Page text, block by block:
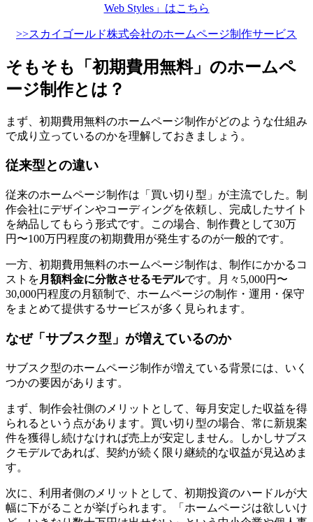
Web Styles」はこちら
>>スカイゴールド株式会社のホームページ制作サービス
そもそも「初期費用無料」のホームペ
ージ制作とは？
まず、初期費用無料のホームページ制作がどのような仕組み
で成り立っているのかを理解しておきましょう。
従来型との違い
従来のホームページ制作は「買い切り型」が主流でした。制
作会社にデザインやコーディングを依頼し、完成したサイト
を納品してもらう形式です。この場合、制作費として30万
円〜100万円程度の初期費用が発生するのが一般的です。
一方、初期費用無料のホームページ制作は、制作にかかるコ
ストを 月額料金に分散させるモデルです。月々5,000円〜
30,000円程度の月額制で、ホームページの制作・運用・保守
をまとめて提供するサービスが多く見られます。
なぜ「サブスク型」が増えているのか
サブスク型のホームページ制作が増えている背景には、いく
つかの要因があります。
まず、制作会社側のメリットとして、毎月安定した収益を得
られるという点があります。買い切り型の場合、常に新規案
件を獲得し続けなければ売上が安定しません。しかしサブス
クモデルであれば、契約が続く限り継続的な収益が見込めま
す。
次に、利用者側のメリットとして、初期投資のハードルが大
幅に下がることが挙げられます。「ホームページは欲しいけ